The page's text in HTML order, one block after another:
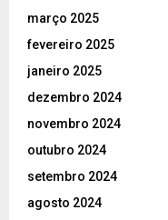
março 2025
fevereiro 2025
janeiro 2025
dezembro 2024
novembro 2024
outubro 2024
setembro 2024
agosto 2024